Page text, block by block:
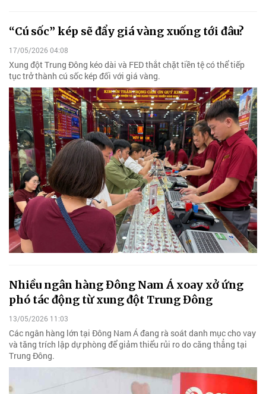
“Cú sốc” kép sẽ đẩy giá vàng xuống tới đâu?
17/05/2026 04:08
Xung đột Trung Đông kéo dài và FED thắt chặt tiền tệ có thể tiếp
tục trở thành cú sốc kép đối với giá vàng.
Nhiều ngân hàng Đông Nam Á xoay xở ứng
phó tác động từ xung đột Trung Đông
13/05/2026 11:03
Các ngân hàng lớn tại Đông Nam Á đang rà soát danh mục cho vay
và tăng trích lập dự phòng để giảm thiểu rủi ro do căng thẳng tại
Trung Đông.